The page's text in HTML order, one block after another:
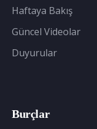
Haftaya Bakış
Güncel Videolar
Duyurular
Burçlar